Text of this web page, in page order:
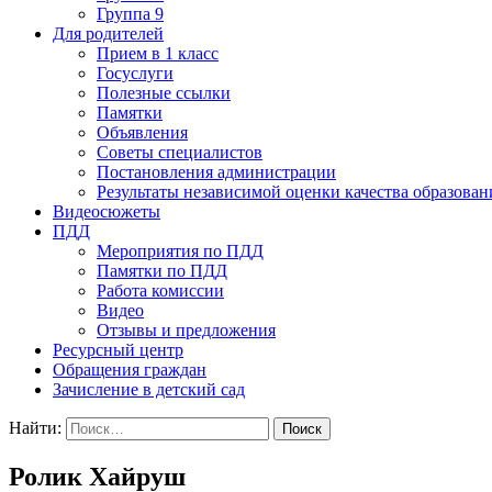
Группа 9
Для родителей
Прием в 1 класс
Госуслуги
Полезные ссылки
Памятки
Объявления
Советы специалистов
Постановления администрации
Результаты независимой оценки качества
Видеосюжеты
ПДД
Мероприятия по ПДД
Памятки по ПДД
Работа комиссии
Видео
Отзывы и предложения
Ресурсный центр
Обращения граждан
Зачисление в детский сад
Найти:
Ролик Хайруш